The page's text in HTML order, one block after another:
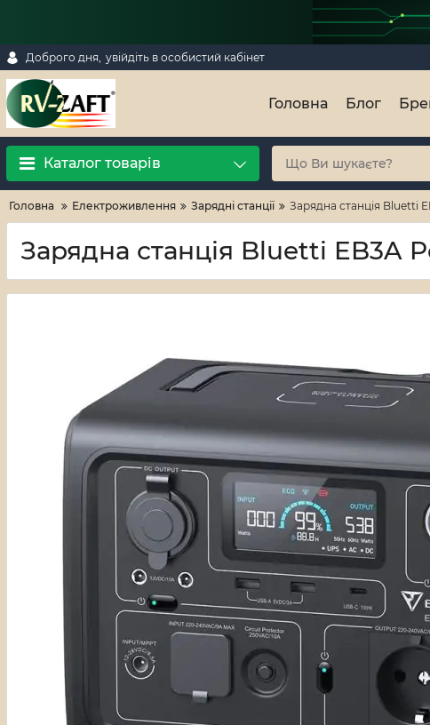
Доброго дня, увійдіть в особистий кабінет
Головна Блог
Каталог товарів
Головна Електроживлення Зарядні станції Зарядна станція Bluetti
Зарядна станція Bluetti EB3A